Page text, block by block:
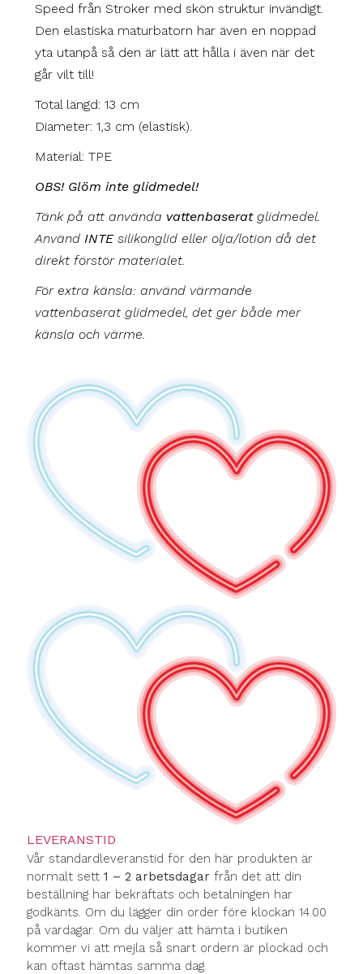
Speed från Stroker med skön struktur invändigt.
Den elastiska maturbatorn har även en noppad
yta utanpå så den är lätt att hålla i även när det
går vilt till!
Total längd: 13 cm
Diameter: 1,3 cm (elastisk).
Material: TPE
OBS! Glöm inte glidmedel!
Tänk på att använda vattenbaseratglidmedel.
Använd INTEsilikonglid eller olja/lotion då det
direkt förstör materialet.
För extra känsla: använd värmande
vattenbaserat glidmedel, det ger både mer
känsla och värme.
LEVERANSTID
Vår standardleveranstid för den här produkten är
normalt sett 1 – 2 arbetsdagar från det att din
beställning har bekräftats och betalningen har
godkänts. Om du lägger din order före klockan 14.00
på vardagar. Om du väljer att hämta i butiken
kommer vi att mejla så snart ordern är plockad och
kan oftast hämtas samma dag.